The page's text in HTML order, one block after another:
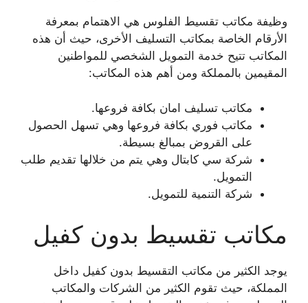
وظيفة مكاتب تقسيط الفلوس هي الاهتمام بمعرفة
الأرقام الخاصة بمكاتب التسليف الأخرى، حيث أن هذه
المكاتب تتيح خدمة التمويل الشخصي للمواطنين
المقيمين بالمملكة ومن أهم هذه المكاتب:
مكاتب تسليف امان بكافة فروعها.
مكاتب فوري بكافة فروعها وهي تسهل الحصول
على القروض بمبالغ بسيطة.
شركة سي كابتال وهي يتم من خلالها تقديم طلب
التمويل.
شركة التنمية للتمويل.
مكاتب تقسيط بدون كفيل
يوجد الكثير من مكاتب التقسيط بدون كفيل داخل
المملكة، حيث تقوم الكثير من الشركات والمكاتب